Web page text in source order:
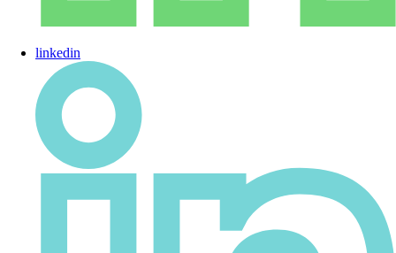
linkedin